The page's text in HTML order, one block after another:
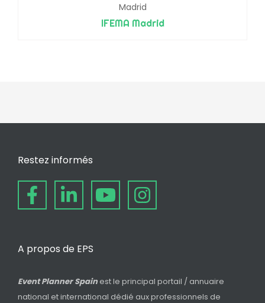
Madrid
IFEMA Madrid
Restez informés
A propos de EPS
Event Planner Spain est le principal portail / annuaire
national et international dédié aux professionnels de